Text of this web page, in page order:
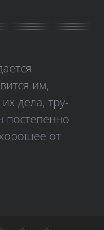
им,
дела, тру­
постепенно
от